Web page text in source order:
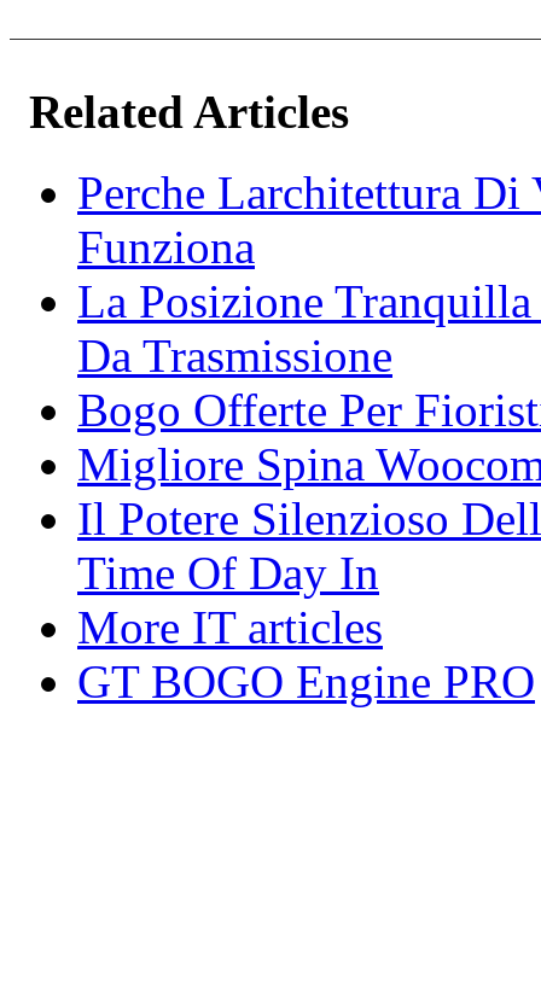
Related Articles
Perche Larchitettura Di
Funziona
La Posizione
Da Trasmissione
Bogo Offerte Per
Migliore Spina
Il Potere Silenzioso
Time Of Day In
More IT articles
GT BOGO Engine PRO